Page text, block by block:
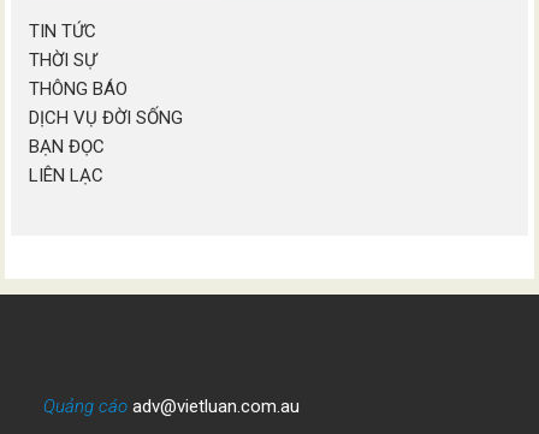
TIN TỨC
THỜI SỰ
THÔNG BÁO
DỊCH VỤ ĐỜI SỐNG
BẠN ĐỌC
LIÊN LẠC
Quảng cáo adv@vietluan.com.au